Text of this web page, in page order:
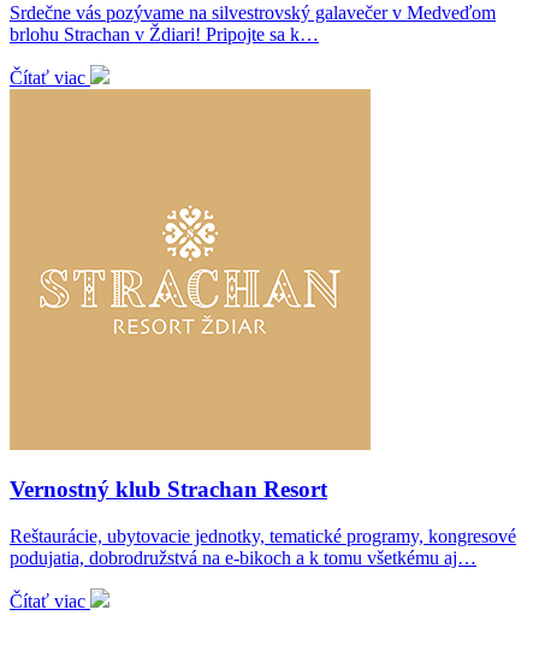
Srdečne vás pozývame na silvestrovský galavečer v Medveďom
brlohu Strachan v Ždiari! Pripojte sa k…
Čítať viac
Vernostný klub Strachan Resort
Reštaurácie, ubytovacie jednotky, tematické programy, kongresové
podujatia, dobrodružstvá na e-bikoch a k tomu všetkému aj…
Čítať viac